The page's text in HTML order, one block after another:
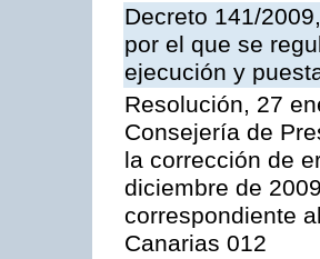
Decreto 141/
por el que se
ejecución y
Resolución, 27
Consejería de
la corrección de
diciembre de
correspondiente
Canarias 012